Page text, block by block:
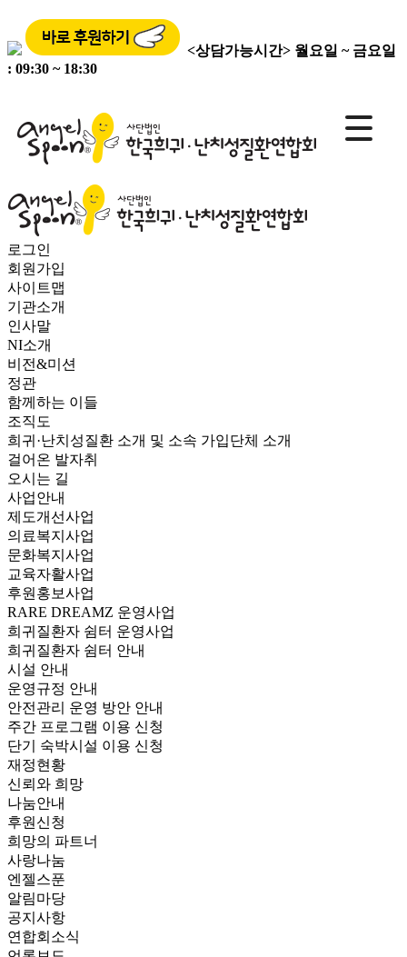
<상담가능시간> 월요일 ~ 금요일
: 09:30 ~ 18:30
로그인
회원가입
사이트맵
기관소개
인사말
NI소개
비전&미션
정관
함께하는 이들
조직도
희귀·난치성질환 소개 및 소속 가입단체 소개
걸어온 발자취
오시는 길
사업안내
제도개선사업
의료복지사업
문화복지사업
교육자활사업
후원홍보사업
RARE DREAMZ 운영사업
희귀질환자 쉼터 운영사업
희귀질환자 쉼터 안내
시설 안내
운영규정 안내
안전관리 운영 방안 안내
주간 프로그램 이용 신청
단기 숙박시설 이용 신청
재정현황
신뢰와 희망
나눔안내
후원신청
희망의 파트너
사랑나눔
엔젤스푼
알림마당
공지사항
연합회소식